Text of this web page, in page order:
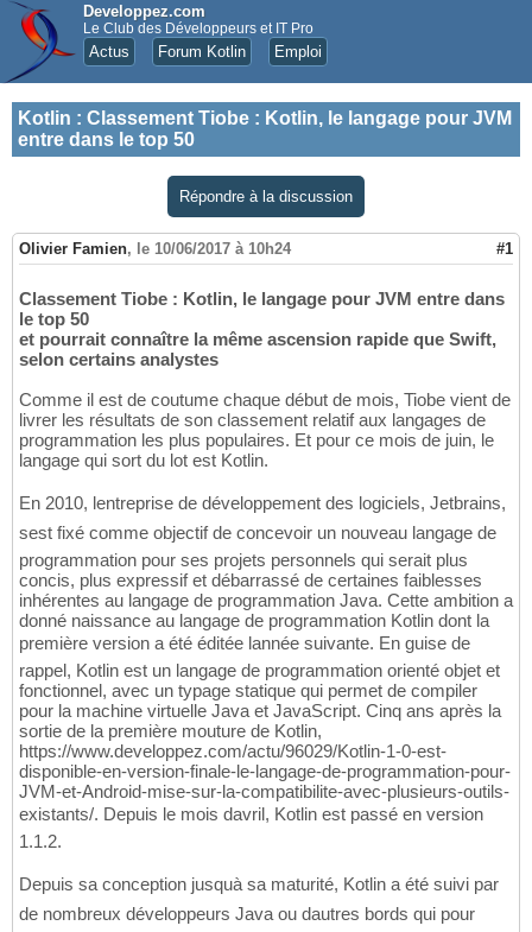
Developpez.com
Le Club des Développeurs et IT Pro
Actus Forum Kotlin Emploi
Kotlin : Classement Tiobe : Kotlin, le langage pour JVM
entre dans le top 50
Répondre à la discussion
Olivier Famien, le 10/06/2017 à 10h24 #1
Classement Tiobe : Kotlin, le langage pour JVM entre dans
le top 50
et pourrait connaître la même ascension rapide que Swift,
selon certains analystes
Comme il est de coutume chaque début de mois, Tiobe vient de
livrer les résultats de son classement relatif aux langages de
programmation les plus populaires. Et pour ce mois de juin, le
langage qui sort du lot est Kotlin.
En 2010, lentreprise de développement des logiciels, Jetbrains,
sest fixé comme objectif de concevoir un nouveau langage de
programmation pour ses projets personnels qui serait plus
concis, plus expressif et débarrassé de certaines faiblesses
inhérentes au langage de programmation Java. Cette ambition a
donné naissance au langage de programmation Kotlin dont la
première version a été éditée lannée suivante. En guise de
rappel, Kotlin est un langage de programmation orienté objet et
fonctionnel, avec un typage statique qui permet de compiler
pour la machine virtuelle Java et JavaScript. Cinq ans après la
sortie de la première mouture de Kotlin,
https://www.developpez.com/actu/96029/Kotlin-1-0-est-
disponible-en-version-finale-le-langage-de-programmation-pour-
JVM-et-Android-mise-sur-la-compatibilite-avec-plusieurs-outils-
existants/. Depuis le mois davril, Kotlin est passé en version
1.1.2.
Depuis sa conception jusquà sa maturité, Kotlin a été suivi par
de nombreux développeurs Java ou dautres bords qui pour